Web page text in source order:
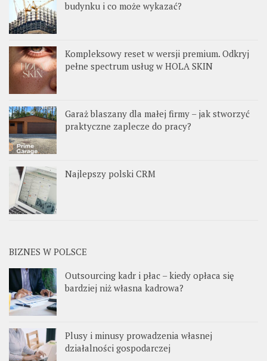
budynku i co może wykazać?
Kompleksowy reset w wersji premium. Odkryj
pełne spectrum usług w HOLA SKIN
Garaż blaszany dla małej firmy – jak stworzyć
praktyczne zaplecze do pracy?
Najlepszy polski CRM
BIZNES W POLSCE
Outsourcing kadr i płac – kiedy opłaca się
bardziej niż własna kadrowa?
Plusy i minusy prowadzenia własnej
działalności gospodarczej